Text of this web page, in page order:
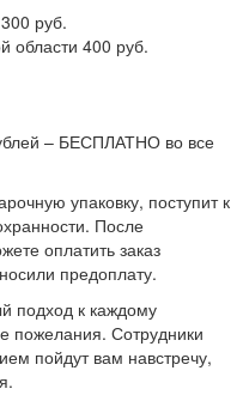
руб.
области 400 руб.
– БЕСПЛАТНО во все
упаковку, поступит к
После
оплатить заказ
предоплату.
подход к каждому
пожелания. Сотрудники
пойдут вам навстречу,